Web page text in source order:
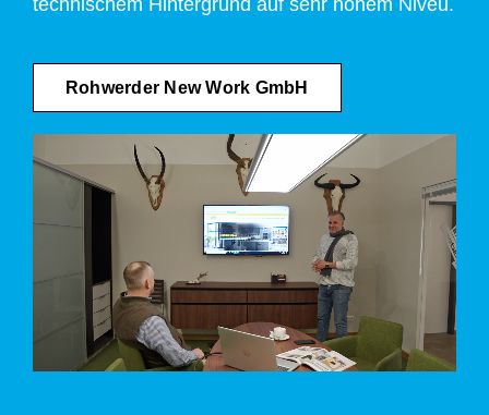
Rohwerder New Work GmbH